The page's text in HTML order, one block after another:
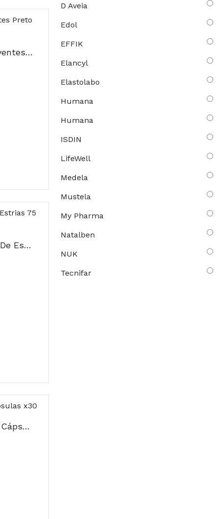
Chicco Discos Absorventes Preto x60 Unidades
Elancyl Gel Corretor De Estrias 75 ml
Gestacare Gestação Cápsulas x30
D Aveia
Edol
EFFIK
Elancyl
Elastolabo
Humana
Humana
ISDIN
LifeWell
Medela
Mustela
My Pharma
Natalben
NUK
Tecnifar